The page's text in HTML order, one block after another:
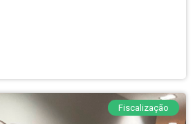
Fiscalização